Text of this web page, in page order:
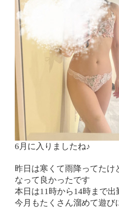
6月に入りましたね♪
昨日は寒くて雨降ってたけ
なって良かったです
本日は11時から14時まで出
今月もたくさん溜めて遊